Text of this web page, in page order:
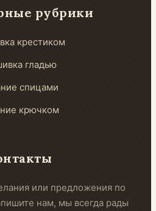
рубрики
крестиком
гладью
спицами
крючком
или предложения по
нам, мы всегда рады